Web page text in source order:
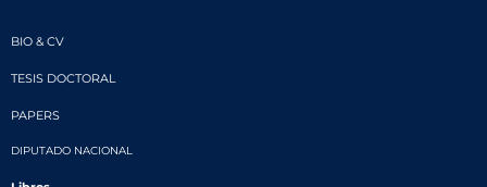
BIO & CV
TESIS DOCTORAL
PAPERS
DIPUTADO NACIONAL